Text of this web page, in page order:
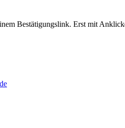
Bestätigungslink. Erst mit